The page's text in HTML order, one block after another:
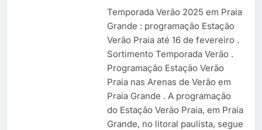
Temporada Verão 2025 em Praia
Grande : programação Estação
Verão Praia até 16 de fevereiro .
Sortimento Temporada Verão .
Programação Estação Verão
Praia nas Arenas de Verão em
Praia Grande . A programação
do Estação Verão Praia, em Praia
Grande, no litoral paulista, segue